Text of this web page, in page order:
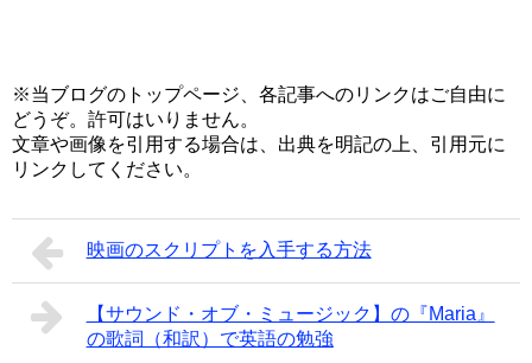
※当ブログのトップページ、各記事へのリンクはご自由に
どうぞ。許可はいりません。
文章や画像を引用する場合は、出典を明記の上、引用元に
リンクしてください。
映画のスクリプトを入手する方法
【サウンド・オブ・ミュージック】の『Maria』
の歌詞（和訳）で英語の勉強